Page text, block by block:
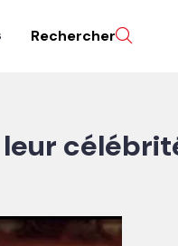
Rechercher